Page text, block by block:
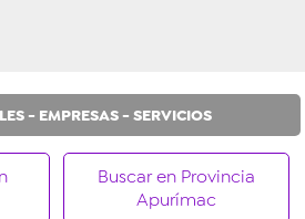
- EMPRESAS - SERVICIOS
Buscar en Provincia
Apurímac